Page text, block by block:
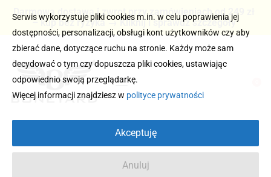
Darmowa dostawa i zwrot przy zamówieniach od 249 zł
– kup bez ryzyka → Kliknij i sprawdź szczegóły
Serwis wykorzystuje pliki cookies m.in. w celu poprawienia jej
dostępności, personalizacji, obsługi kont użytkowników czy aby
zbierać dane, dotyczące ruchu na stronie. Każdy może sam
decydować o tym czy dopuszcza pliki cookies, ustawiając
odpowiednio swoją przeglądarkę.
Więcej informacji znajdziesz w polityce prywatności
Akceptuję
Anuluj